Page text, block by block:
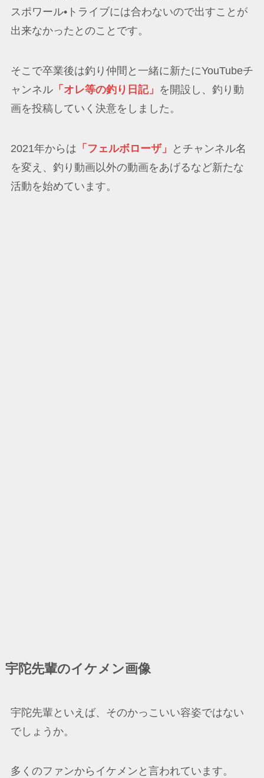
スポワール•トライブには合わないので出すことが
出来なかったとのことです。
そこで卒業後は釣り仲間と一緒に新たにYouTubeチ
ャンネル「オレ等の釣り日記」 を開設し、釣り動
画を投稿していく決意をしました。
2021年からは 「フェルボローザ」
とチャンネル名
を変え、釣り動画以外の動画をあげるなど新たな
活動を始めています。
宇陀先輩のイケメン画像
宇陀先輩といえば、そのかっこいい容姿ではない
でしょうか。
多くのファンからイケメンと言われています。